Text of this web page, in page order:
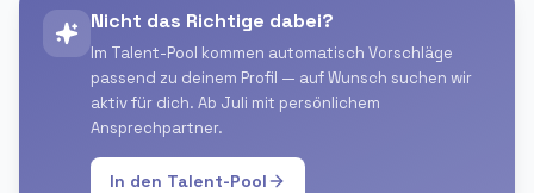
Nicht das Richtige dabei?
Im Talent-Pool kommen automatisch Vorschläge
passend zu deinem Profil — auf Wunsch suchen wir
aktiv für dich. Ab Juli mit persönlichem
Ansprechpartner.
In den Talent-Pool